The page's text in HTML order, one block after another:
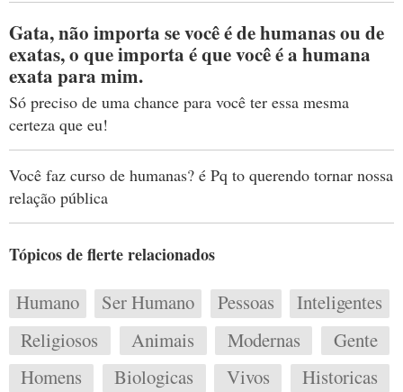
Gata, não importa se você é de humanas ou de
exatas, o que importa é que você é a humana
exata para mim.
Só preciso de uma chance para você ter essa mesma
certeza que eu!
Você faz curso de humanas? é Pq to querendo tornar nossa
relação pública
Tópicos de flerte relacionados
Humano Ser Humano Pessoas
Inteligentes
Religiosos
Animais Modernas
Gente
Homens
Biologicas Vivos
Historicas